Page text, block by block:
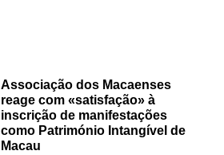
Associação dos Macaenses
reage com «satisfação» à
inscrição de manifestações
como Património Intangível de
Macau